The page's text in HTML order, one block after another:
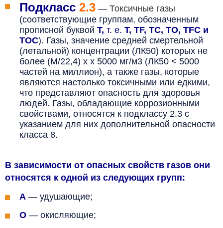
Подкласс 2.3 — Токсичные газы
(соответствующие группам, обозначенным
прописной буквой T, т. е. T, TF, TC, TO, TFC и
TOC). Газы, значение средней смертельной
(летальной) концентрации (ЛК50) которых не
более (М/22,4) х х 5000 мг/м3 (ЛК50 < 5000
частей на миллион), а также газы, которые
являются настолько токсичными или едкими,
что представляют опасность для здоровья
людей. Газы, обладающие коррозионными
свойствами, относятся к подклассу 2.3 с
указанием для них дополнительной опасности
класса 8.
В зависимости от опасных свойств газов они
относятся к одной из следующих групп:
A — удушающие;
O — окисляющие;